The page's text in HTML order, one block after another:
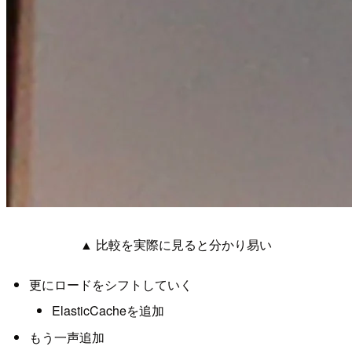
▲ 比較を実際に見ると分かり易い
更にロードをシフトしていく
ElasticCacheを追加
もう一声追加